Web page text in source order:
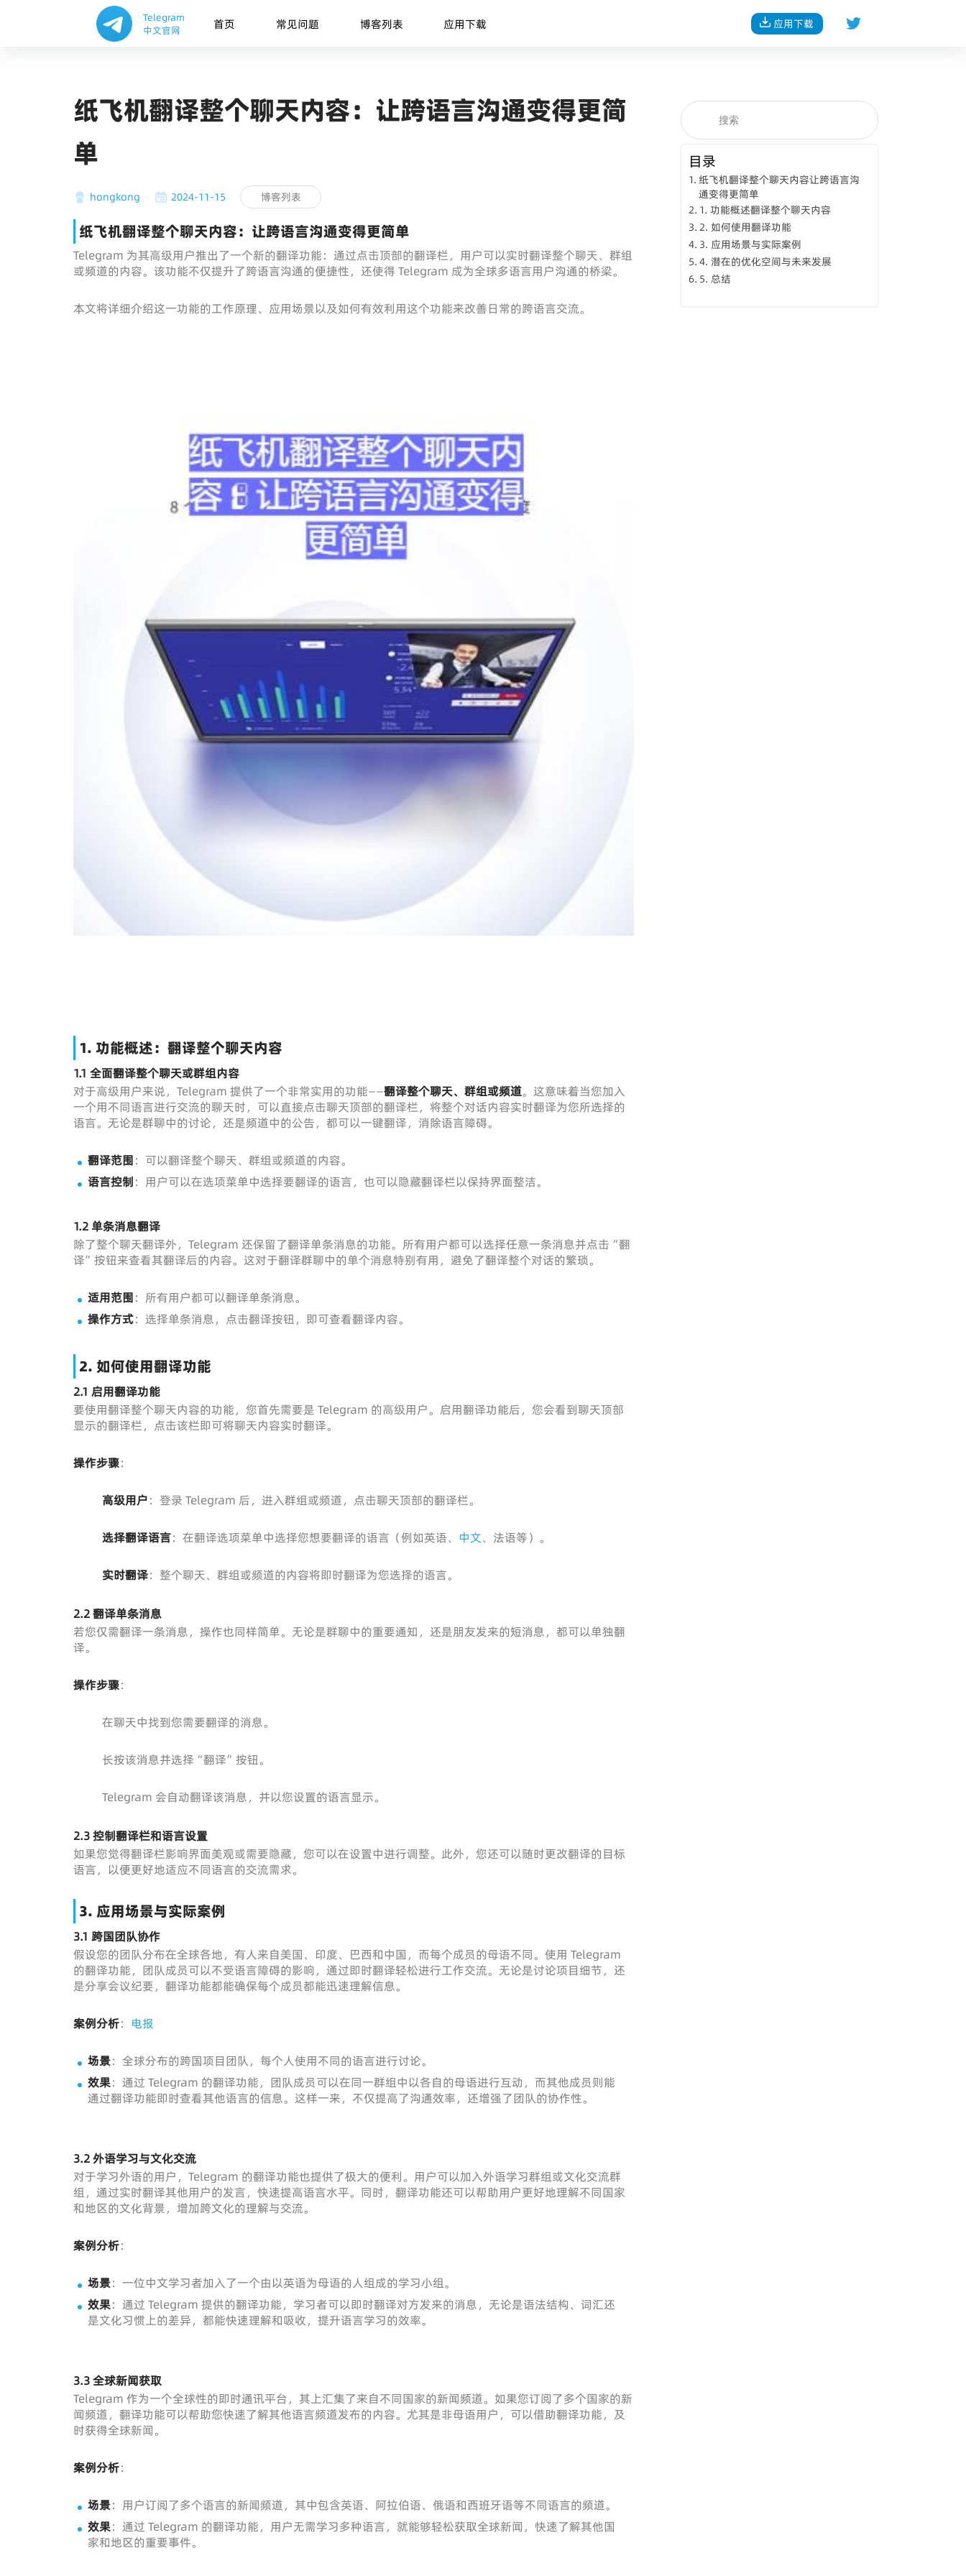
Telegram
中文官网
首页 常见问题 博客列表 应用下载 应用下载
纸飞机翻译整个聊天内容：让跨语言沟通变得更简
单
hongkong 2024-11-15 博客列表
纸飞机翻译整个聊天内容：让跨语言沟通变得更简单
Telegram 为其高级用户推出了一个新的翻译功能：通过点击顶部的翻译栏，用户可以实时翻译整个聊天、群组
或频道的内容。该功能不仅提升了跨语言沟通的便捷性，还使得 Telegram 成为全球多语言用户沟通的桥梁。
本文将详细介绍这一功能的工作原理、应用场景以及如何有效利用这个功能来改善日常的跨语言交流。
1. 功能概述：翻译整个聊天内容
1.1 全面翻译整个聊天或群组内容
对于高级用户来说，Telegram 提供了一个非常实用的功能——翻译整个聊天、群组或频道。这意味着当您加入
一个用不同语言进行交流的聊天时，可以直接点击聊天顶部的翻译栏，将整个对话内容实时翻译为您所选择的
语言。无论是群聊中的讨论，还是频道中的公告，都可以一键翻译，消除语言障碍。
翻译范围：可以翻译整个聊天、群组或频道的内容。
语言控制：用户可以在选项菜单中选择要翻译的语言，也可以隐藏翻译栏以保持界面整洁。
1.2 单条消息翻译
除了整个聊天翻译外，Telegram 还保留了翻译单条消息的功能。所有用户都可以选择任意一条消息并点击“翻
译”按钮来查看其翻译后的内容。这对于翻译群聊中的单个消息特别有用，避免了翻译整个对话的繁琐。
适用范围：所有用户都可以翻译单条消息。
操作方式：选择单条消息，点击翻译按钮，即可查看翻译内容。
2. 如何使用翻译功能
2.1 启用翻译功能
要使用翻译整个聊天内容的功能，您首先需要是 Telegram 的高级用户。启用翻译功能后，您会看到聊天顶部
显示的翻译栏，点击该栏即可将聊天内容实时翻译。
操作步骤：
高级用户：登录 Telegram 后，进入群组或频道，点击聊天顶部的翻译栏。
选择翻译语言：在翻译选项菜单中选择您想要翻译的语言（例如英语、 中文、法语等）。
实时翻译：整个聊天、群组或频道的内容将即时翻译为您选择的语言。
2.2 翻译单条消息
若您仅需翻译一条消息，操作也同样简单。无论是群聊中的重要通知，还是朋友发来的短消息，都可以单独翻
译。
操作步骤：
在聊天中找到您需要翻译的消息。
长按该消息并选择“翻译”按钮。
Telegram 会自动翻译该消息，并以您设置的语言显示。
2.3 控制翻译栏和语言设置
如果您觉得翻译栏影响界面美观或需要隐藏，您可以在设置中进行调整。此外，您还可以随时更改翻译的目标
语言，以便更好地适应不同语言的交流需求。
3. 应用场景与实际案例
3.1 跨国团队协作
假设您的团队分布在全球各地，有人来自美国、印度、巴西和中国，而每个成员的母语不同。使用 Telegram
的翻译功能，团队成员可以不受语言障碍的影响，通过即时翻译轻松进行工作交流。无论是讨论项目细节，还
是分享会议纪要，翻译功能都能确保每个成员都能迅速理解信息。
案例分析： 电报
场景：全球分布的跨国项目团队，每个人使用不同的语言进行讨论。
效果：通过 Telegram 的翻译功能，团队成员可以在同一群组中以各自的母语进行互动，而其他成员则能
通过翻译功能即时查看其他语言的信息。这样一来，不仅提高了沟通效率，还增强了团队的协作性。
3.2 外语学习与文化交流
对于学习外语的用户，Telegram 的翻译功能也提供了极大的便利。用户可以加入外语学习群组或文化交流群
组，通过实时翻译其他用户的发言，快速提高语言水平。同时，翻译功能还可以帮助用户更好地理解不同国家
和地区的文化背景，增加跨文化的理解与交流。
案例分析：
场景：一位中文学习者加入了一个由以英语为母语的人组成的学习小组。
效果：通过 Telegram 提供的翻译功能，学习者可以即时翻译对方发来的消息，无论是语法结构、词汇还
是文化习惯上的差异，都能快速理解和吸收，提升语言学习的效率。
3.3 全球新闻获取
Telegram 作为一个全球性的即时通讯平台，其上汇集了来自不同国家的新闻频道。如果您订阅了多个国家的新
闻频道，翻译功能可以帮助您快速了解其他语言频道发布的内容。尤其是非母语用户，可以借助翻译功能，及
时获得全球新闻。
案例分析：
场景：用户订阅了多个语言的新闻频道，其中包含英语、阿拉伯语、俄语和西班牙语等不同语言的频道。
效果：通过 Telegram 的翻译功能，用户无需学习多种语言，就能够轻松获取全球新闻，快速了解其他国
家和地区的重要事件。
目录
纸飞机翻译整个聊天内容让跨语言沟
通变得更简单
1. 功能概述翻译整个聊天内容
2. 如何使用翻译功能
3. 应用场景与实际案例
4. 潜在的优化空间与未来发展
5. 总结